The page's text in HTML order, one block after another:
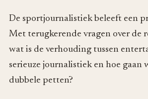
De sportjournalistiek beleeft een
Met terugkerende vragen over de
wat is de verhouding tussen
serieuze journalistiek en hoe gaan
dubbele petten?